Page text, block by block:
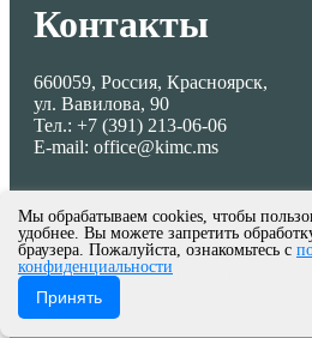
Контакты
660059, Россия, Красноярск,
ул. Вавилова, 90
Тел.: +7 (391) 213-06-06
E-mail: office@kimc.ms
© МКУ КИМЦ 2013-2026
Мы обрабатываем cookies, чтобы
удобнее. Вы можете запретить
браузера. Пожалуйста, ознакомьтесь с
конфиденциальности
Принять